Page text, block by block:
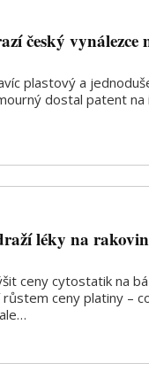
český vynálezce
plastový a
dostal patent na
léky na
ceny cytostatik na
ceny platiny –